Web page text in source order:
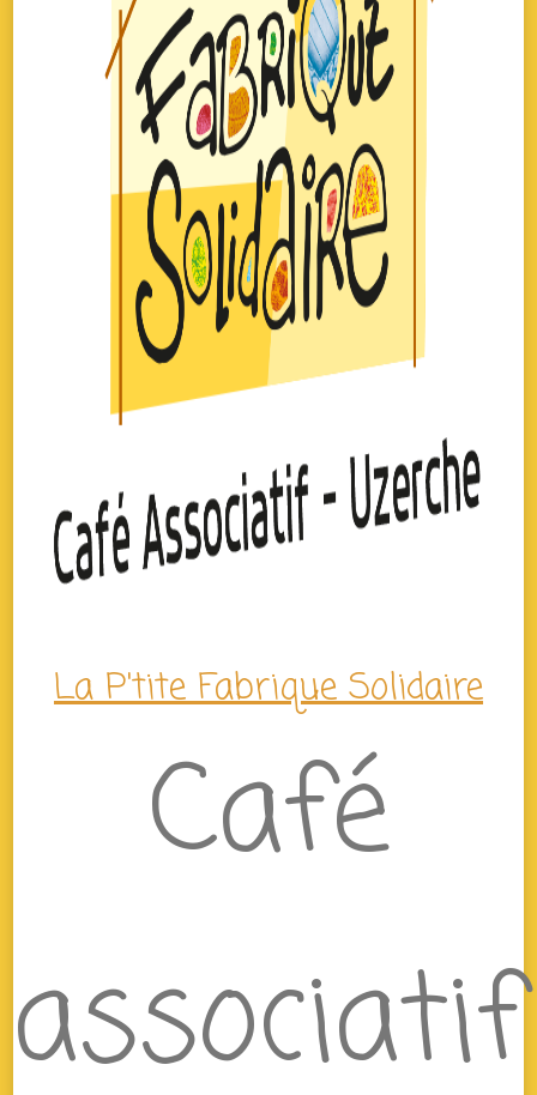
La P'tite Fabrique Solidaire
Café
associatif